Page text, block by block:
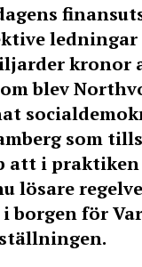
kronor
blev
som
att i
lösare
borgen för